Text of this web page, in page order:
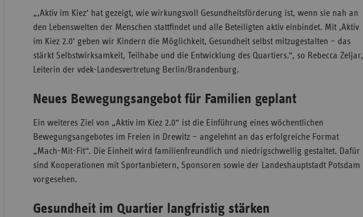
„‚Aktiv im Kiez‘ hat gezeigt, wie wirkungsvoll Gesundheitsförderung ist, wenn sie nah an
den Lebenswelten der Menschen stattfindet und alle Beteiligten aktiv einbindet. Mit ‚Aktiv
im Kiez 2.0‘ geben wir Kindern die Möglichkeit, Gesundheit selbst mitzugestalten – das
stärkt Selbstwirksamkeit, Teilhabe und die Entwicklung des Quartiers.“, so Rebecca Zeljar,
Leiterin der vdek-Landesvertretung Berlin/Brandenburg.
Neues Bewegungsangebot für Familien geplant
Ein weiteres Ziel von „Aktiv im Kiez 2.0“ ist die Einführung eines wöchentlichen
Bewegungsangebotes im Freien in Drewitz – angelehnt an das erfolgreiche Format
„Mach-Mit-Fit“. Die Einheit wird familienfreundlich und niedrigschwellig gestaltet. Dafür
sind Kooperationen mit Sportanbietern, Sponsoren sowie der Landeshauptstadt Potsdam
vorgesehen.
Gesundheit im Quartier langfristig stärken